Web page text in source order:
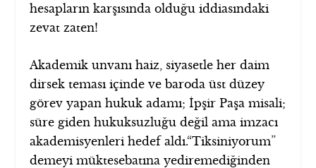
hesapların karşısında olduğu iddiasındaki
zevat zaten!
Akademik unvanı haiz, siyasetle her daim
dirsek teması içinde ve baroda üst düzey
görev yapan hukuk adamı; İpşir Paşa misali;
süre giden hukuksuzluğu değil ama imzacı
akademisyenleri hedef aldı.“Tiksiniyorum”
demeyi müktesebatına yediremediğinden